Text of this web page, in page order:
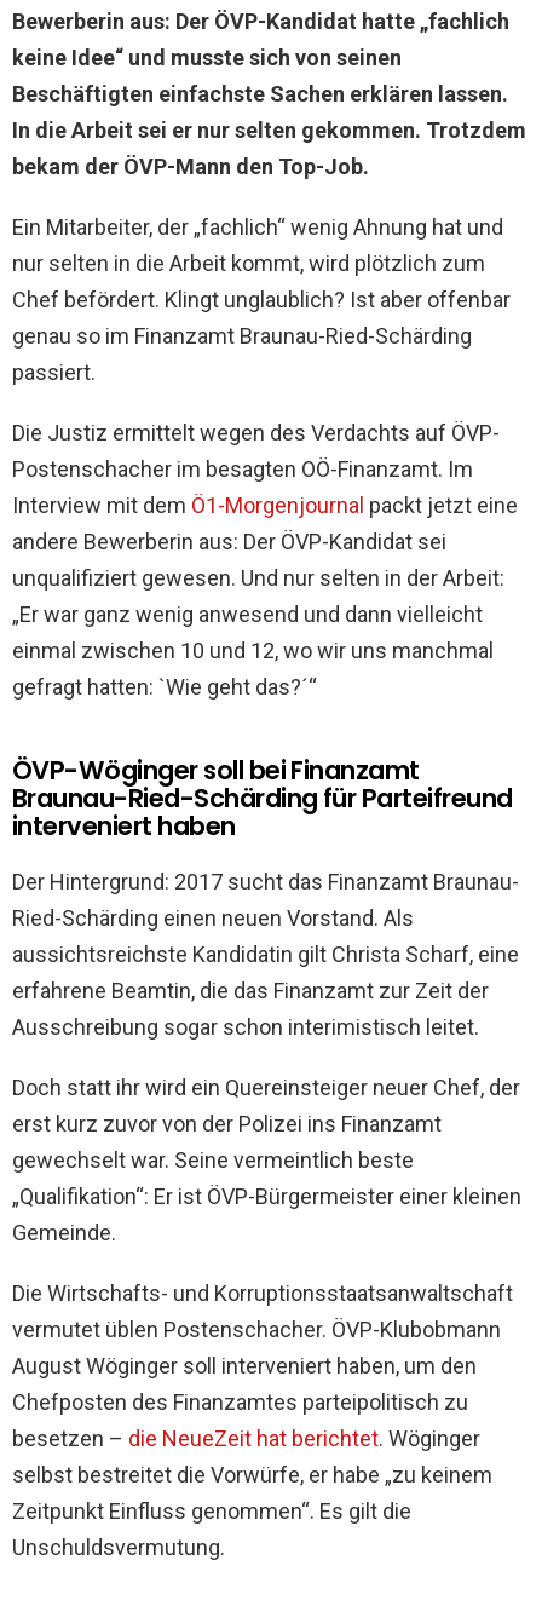
Bewerberin aus: Der ÖVP-Kandidat hatte „fachlich
keine Idee“ und musste sich von seinen
Beschäftigten einfachste Sachen erklären lassen.
In die Arbeit sei er nur selten gekommen. Trotzdem
bekam der ÖVP-Mann den Top-Job.
Ein Mitarbeiter, der „fachlich“ wenig Ahnung hat und
nur selten in die Arbeit kommt, wird plötzlich zum
Chef befördert. Klingt unglaublich? Ist aber offenbar
genau so im Finanzamt Braunau-Ried-Schärding
passiert.
Die Justiz ermittelt wegen des Verdachts auf ÖVP-
Postenschacher im besagten OÖ-Finanzamt. Im
Interview mit dem Ö1-Morgenjournal packt jetzt eine
andere Bewerberin aus: Der ÖVP-Kandidat sei
unqualifiziert gewesen. Und nur selten in der Arbeit:
„Er war ganz wenig anwesend und dann vielleicht
einmal zwischen 10 und 12, wo wir uns manchmal
gefragt hatten: `Wie geht das?´“
ÖVP-Wöginger soll bei Finanzamt
Braunau-Ried-Schärding für Parteifreund
interveniert haben
Der Hintergrund: 2017 sucht das Finanzamt Braunau-
Ried-Schärding einen neuen Vorstand. Als
aussichtsreichste Kandidatin gilt Christa Scharf, eine
erfahrene Beamtin, die das Finanzamt zur Zeit der
Ausschreibung sogar schon interimistisch leitet.
Doch statt ihr wird ein Quereinsteiger neuer Chef, der
erst kurz zuvor von der Polizei ins Finanzamt
gewechselt war. Seine vermeintlich beste
„Qualifikation“: Er ist ÖVP-Bürgermeister einer kleinen
Gemeinde.
Die Wirtschafts- und Korruptionsstaatsanwaltschaft
vermutet üblen Postenschacher. ÖVP-Klubobmann
August Wöginger soll interveniert haben, um den
Chefposten des Finanzamtes parteipolitisch zu
besetzen – die NeueZeit hat berichtet. Wöginger
selbst bestreitet die Vorwürfe, er habe „zu keinem
Zeitpunkt Einfluss genommen“. Es gilt die
Unschuldsvermutung.